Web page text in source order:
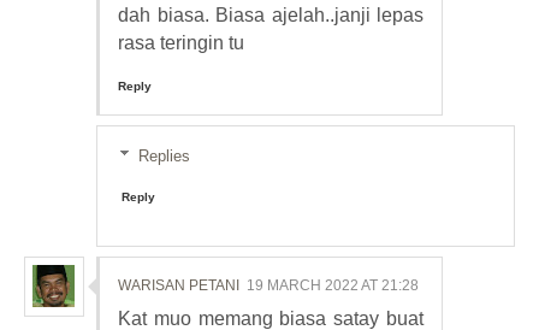
dah biasa. Biasa ajelah..janji lepas
rasa teringin tu
Reply
Replies
Reply
WARISAN PETANI 19 MARCH 2022 AT 21:28
Kat muo memang biasa satay buat